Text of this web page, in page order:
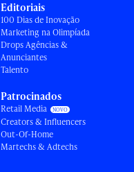
Editoriais
100 Dias de Inovação
Marketing na Olimpíada
Drops Agências &
Anunciantes
Talento
Patrocinados
Retail Media
Creators & Influencers
Out-Of-Home
Martechs & Adtechs